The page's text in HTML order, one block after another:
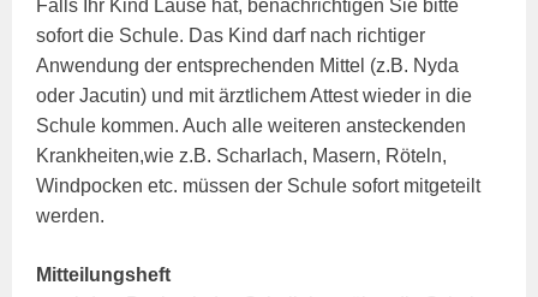
Falls Ihr Kind Läuse hat, benachrichtigen Sie bitte
sofort die Schule. Das Kind darf nach richtiger
Anwendung der entsprechenden Mittel (z.B. Nyda
oder Jacutin) und mit ärztlichem Attest wieder in die
Schule kommen. Auch alle weiteren ansteckenden
Krankheiten,wie z.B. Scharlach, Masern, Röteln,
Windpocken etc. müssen der Schule sofort mitgeteilt
werden.
Mitteilungsheft